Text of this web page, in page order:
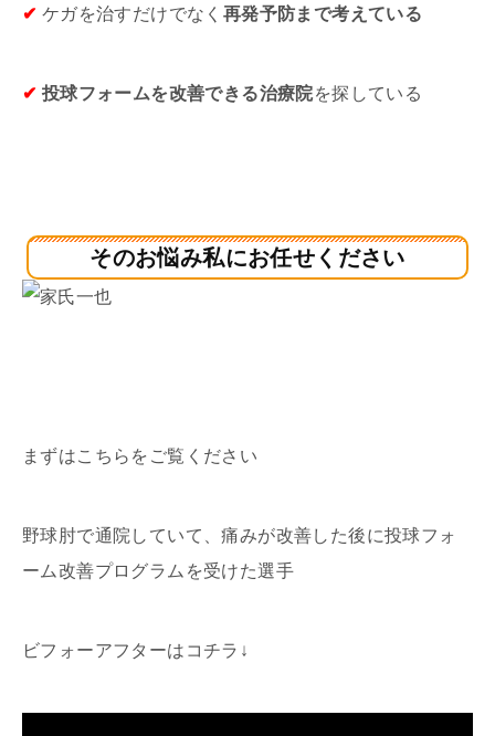
✔ ケガを治すだけでなく 再発予防まで考えている
✔ 投球フォームを改善できる治療院を探している
そのお悩み私にお任せください
まずはこちらをご覧ください
野球肘で通院していて、痛みが改善した後に投球フォ
ーム改善プログラムを受けた選手
ビフォーアフターはコチラ↓